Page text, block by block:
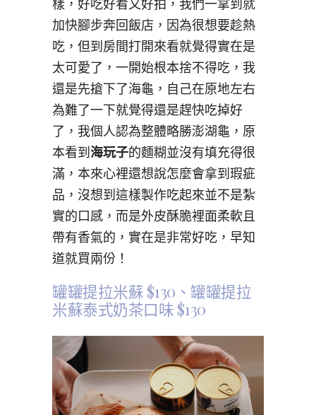
樣，好吃好看又好拍，我們一拿到就
加快腳步奔回飯店，因為很想要趁熱
吃，但到房間打開來看就覺得實在是
太可愛了，一開始根本捨不得吃，我
還是先搶下了海龜，自己在原地左右
為難了一下就覺得還是趕快吃掉好
了，我個人認為整體略勝澎湖龜，原
本看到 海玩子的麵糊並沒有填充得很
滿，本來心裡還想說怎麼會拿到瑕疵
品，沒想到這樣製作吃起來並不是紮
實的口感，而是外皮酥脆裡面柔軟且
帶有香氣的，實在是非常好吃，早知
道就買兩份！
罐罐提拉米蘇 $130、 罐罐提拉
米蘇泰式奶茶口味 $130